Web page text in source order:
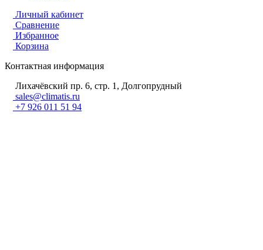
Личный кабинет
Сравнение
Избранное
Корзина
Контактная информация
Лихачёвский пр. 6, стр. 1, Долгопрудный
sales@climatis.ru
+7 926 011 51 94